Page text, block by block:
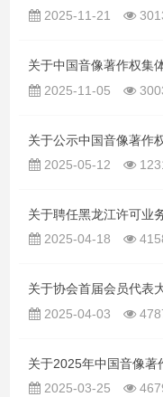
2025-11-21
2025-11-05
2025-05-12
关于聘任黑龙江许可业
2025-04-18
关于协会首届会员代表
2025-04-03
2025-03-25